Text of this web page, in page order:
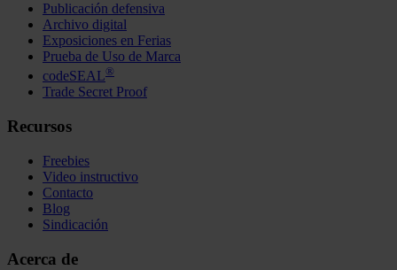
Publicación defensiva
Archivo digital
Exposiciones en Ferias
Prueba de Uso de Marca
codeSEAL®
Trade Secret Proof
Recursos
Freebies
Video instructivo
Contacto
Blog
Sindicación
Acerca de